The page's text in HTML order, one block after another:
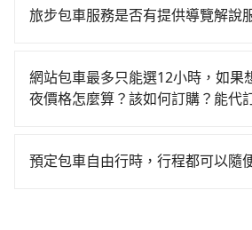
在還不馬上來預約tripool！如果你
九人座可供選擇，而且無人租車最
樣。另外，偶爾也會遇到明明已經
用戶卻遲遲尚未歸還，又或者要還
使用時還是有其區域的限制，實際
車站到台糖長榮酒店 台南的跳表小
務。
我們會透過Email的方式向您說明收
OTA (online travel agent) 來完成
會員或者使用特定的信用卡，還可
饋或未來換取免費的住房。台灣人
完後預定就完成，事先不用電話確
旅步包車服務是否有提供導覽解說
需要導覽服務，可事先透過電子郵件
booking@tripool.app聯繫我們，
網站包車最多只能選12小時，如果
夜價格怎麼算？該如何訂購？能代
需要連續兩天的包車服務，可以在
預定包車自由行時，行程都可以隨